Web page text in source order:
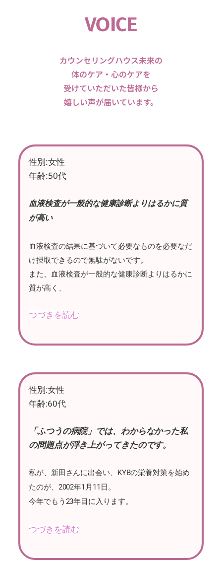
VOICE
カウンセリングハウス未来の
体のケア・心のケアを
受けていただいた皆様から
嬉しい声が届いています。
性別:女性
年齢:50代
血液検査が一般的な健康診断よりはるかに質
が高い
血液検査の結果に基づいて必要なものを必要なだ
け摂取できるので無駄がないです。
また、血液検査が一般的な健康診断よりはるかに
質が高く、
つづきを読む
性別:女性
年齢:60代
「ふつうの病院」では、わからなかった私
の問題点が浮き上がってきたのです。
私が、新田さんに出会い、KYBの栄養対策を始め
たのが、2002年1月11日。
今年でもう23年目に入ります。
つづきを読む